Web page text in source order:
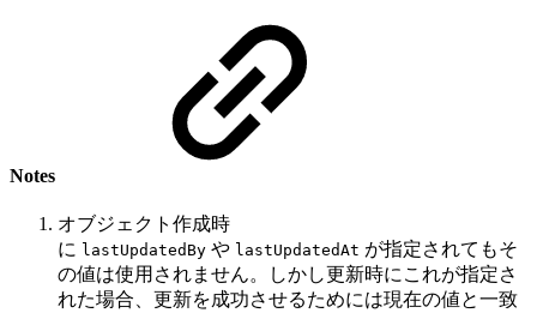
Notes
オブジェクト作成時
に lastUpdatedBy や lastUpdatedAt が指定されてもそ
の値は使用されません。しかし更新時にこれが指定さ
れた場合、更新を成功させるためには現在の値と一致